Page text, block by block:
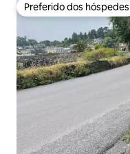
Preferido dos hóspedes
Preferido dos hóspedes